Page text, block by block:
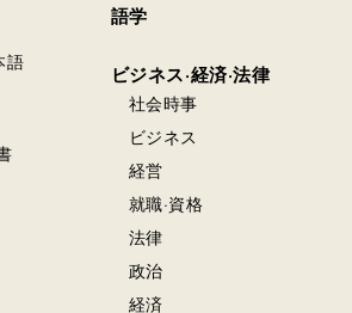
語
語学
ビジネス·経済·法律
社会時事
ビジネス
経営
就職·資格
法律
政治
経済